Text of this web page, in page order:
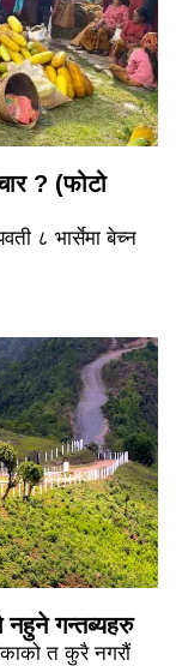
? (फोटो
८ भार्सेमा बेच्न
नहुने गन्तब्यहरु
त कुरै नगरौं